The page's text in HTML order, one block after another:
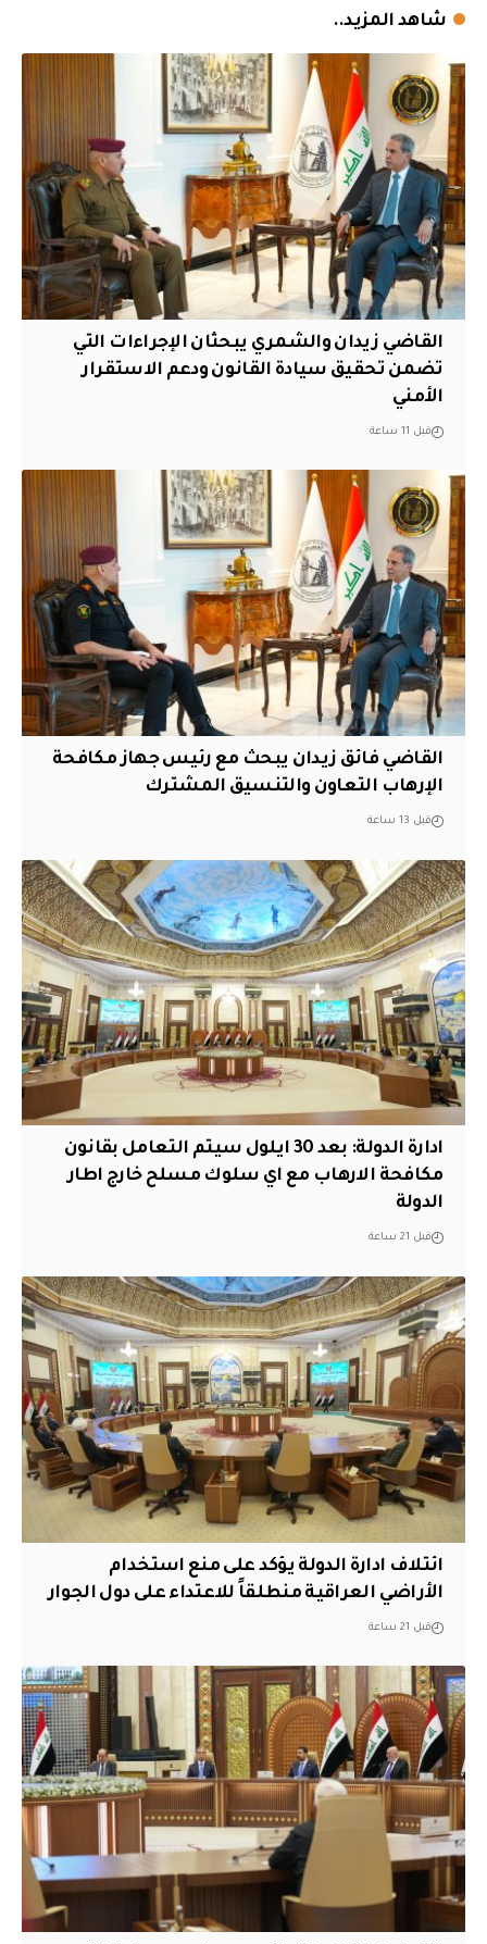
شاهد المزيد..
القاضي زيدان والشمري يبحثان الإجراءات التي
تضمن تحقيق سيادة القانون ودعم الاستقرار
الأمني
قبل 11 ساعة
القاضي فائق زيدان يبحث مع رئيس جهاز مكافحة
الإرهاب التعاون والتنسيق المشترك
قبل 13 ساعة
ادارة الدولة: بعد 30 ايلول سيتم التعامل بقانون
مكافحة الارهاب مع اي سلوك مسلح خارج اطار
الدولة
قبل 21 ساعة
ائتلاف ادارة الدولة يؤكد على منع استخدام
الأراضي العراقية منطلقاً للاعتداء على دول الجوار
قبل 21 ساعة